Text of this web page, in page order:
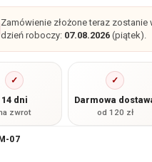
Zamówienie złożone teraz zostanie
dzień roboczy: 07.08.2026(piątek).
✓
14 dni
zwrot
✓
Darmowa
od 120 zł
07